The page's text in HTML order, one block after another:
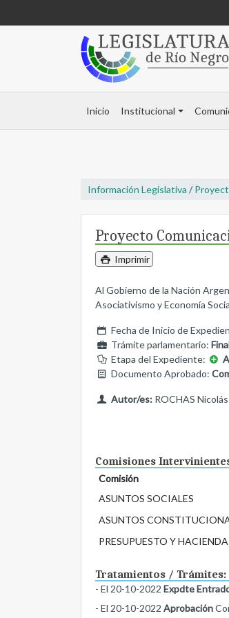
Inicio Institucional
Información Legislativa /
Proyecto
Imprimir
Al Gobierno de la Nación
Asociativismo y Economía
Fecha de Inicio de
Trámite parlamentario:
Etapa del Expediente:
Documento Aprobado:
Autor/es:ROCHAS
Comisiones
Comisión
ASUNTOS SOCIALES
ASUNTOS
PRESUPUESTO Y HACIENDA
Tratamientos / Trámites:
- El 20-10-2022 Expdte
- El 20-10-2022 Aprobación